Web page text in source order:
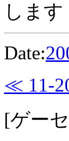
します
Date:
≪ 11-
[ゲー